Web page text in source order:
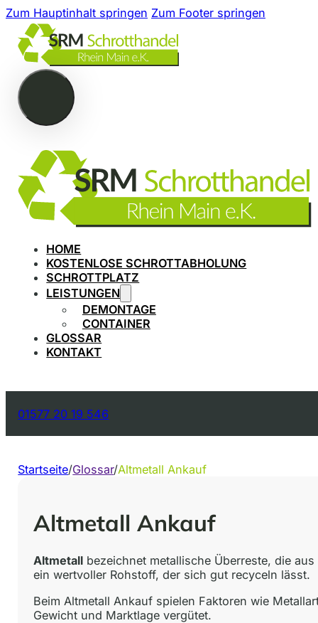
Zum Hauptinhalt springen Zum Footer springen
HOME
KOSTENLOSE SCHROTTABHOLUNG
SCHROTTPLATZ
LEISTUNGEN
DEMONTAGE
CONTAINER
GLOSSAR
KONTAKT
01577 20 19 546
Startseite/Glossar/Altmetall Ankauf
Altmetall Ankauf
Altmetall bezeichnet metallische Überreste, die
ein wertvoller Rohstoff, der sich gut recyceln lässt.
Beim Altmetall Ankauf spielen Faktoren wie
Gewicht und Marktlage vergütet.